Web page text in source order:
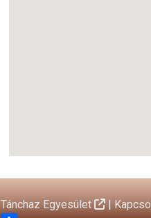
Tánchaz Egyesület |